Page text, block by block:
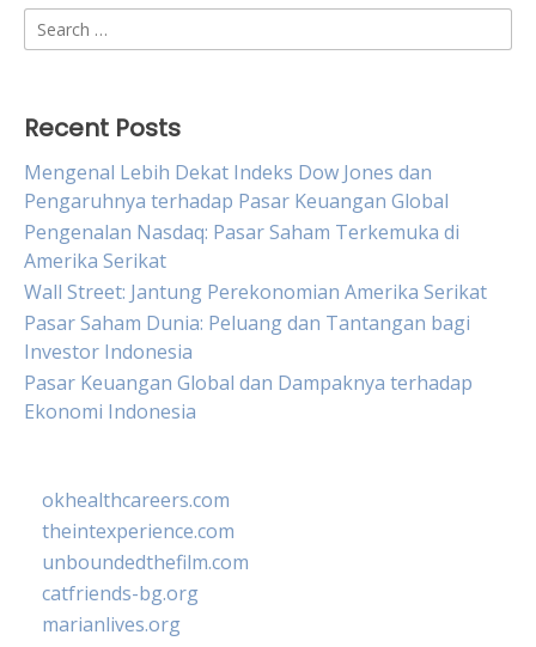
Search
for:
Recent Posts
Mengenal Lebih Dekat Indeks Dow Jones dan
Pengaruhnya terhadap Pasar Keuangan Global
Pengenalan Nasdaq: Pasar Saham Terkemuka di
Amerika Serikat
Wall Street: Jantung Perekonomian Amerika Serikat
Pasar Saham Dunia: Peluang dan Tantangan bagi
Investor Indonesia
Pasar Keuangan Global dan Dampaknya terhadap
Ekonomi Indonesia
okhealthcareers.com
theintexperience.com
unboundedthefilm.com
catfriends-bg.org
marianlives.org